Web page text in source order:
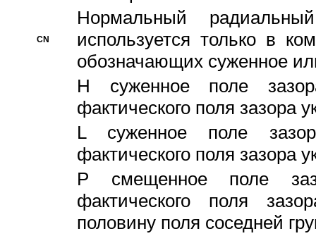
CN
Hормальный
используется только в
обозначающих суженное
H суженное поле
фактического поля зазора
L суженное поле
фактического поля зазора
P смещенное поле
фактического поля
половину поля соседней